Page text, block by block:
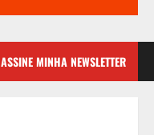
ASSINE MINHA NEWSLETTER